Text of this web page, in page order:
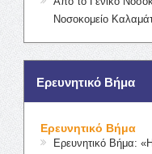
Νοσοκομείο
Ερευνητικό Βήμα
Ερευνητικό Βήμα
Ερευνητικό Βήμα: